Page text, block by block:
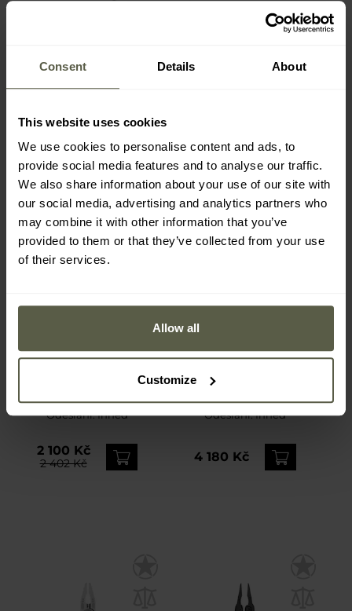
Consent Details About
This website uses cookies
We use cookies to personalise content and ads, to
provide social media features and to analyse our traffic.
We also share information about your use of our site with
our social media, advertising and analytics partners who
may combine it with other information that you’ve
provided to them or that they’ve collected from your use
of their services.
Allow all
Customize
Odeslání:
Multitool Leatherman
Ihned
PERSONALIZACE
Multitool Leatherman
Odeslání:Ihned
2 100 Kč
2 402 Kč
PERSONALIZACE
Multitool Leatherman
pouzdrem
Odeslání:Ihned
4 180 Kč